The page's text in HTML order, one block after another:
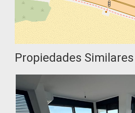
Propiedades Similares